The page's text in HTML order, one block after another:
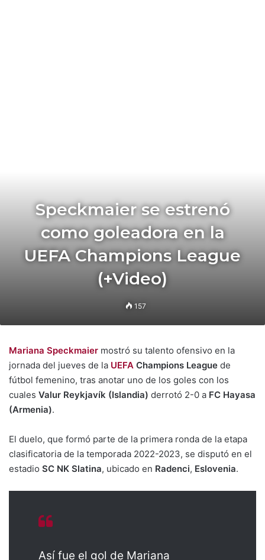
Speckmaier se estrenó
como goleadora en la
UEFA Champions League
(+Video)
157
Mariana Speckmaier mostró su talento ofensivo en la
jornada del jueves de la UEFA Champions League de
fútbol femenino, tras anotar uno de los goles con los
cuales Valur Reykjavík (Islandia) derrotó 2-0 a FC Hayasa
(Armenia).
El duelo, que formó parte de la primera ronda de la etapa
clasificatoria de la temporada 2022-2023, se disputó en el
estadio SC NK Slatina, ubicado en Radenci, Eslovenia.
Así fue el gol de Mariana